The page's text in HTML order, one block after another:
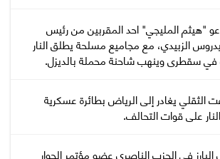
"هيثم المليجي" احد المقربين من رئيس
الزبيدي، مع مجاميع مسلحة يطلق النار
في سقطرى وينهب شاحنة محملة بالديزل.
يغادر إلى الرياض بطائرة عسكرية
على قوات التحالف.
البارز في الحزب الناصري عضو مؤتمر الحوار